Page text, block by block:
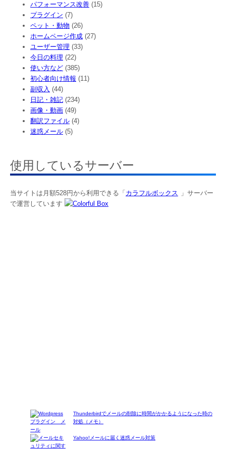
パフォーマンス改善 (15)
プラグイン (7)
ペット・動物 (26)
ホームページ作成 (27)
ユーザー管理 (33)
今日の料理 (22)
使い方など (385)
初心者向け情報 (11)
副収入 (44)
日記・雑記 (234)
画像・動画 (49)
翻訳ファイル (4)
迷惑メール (5)
使用しているサーバー
当サイトは月額528円から利用できる「 カラフルボックス
」サーバー
で運営しています
Thunderbirdでメールの削除に時間がかかるようになった時の
対処（メモ）
Yahoo!メールに届く迷惑メール対策